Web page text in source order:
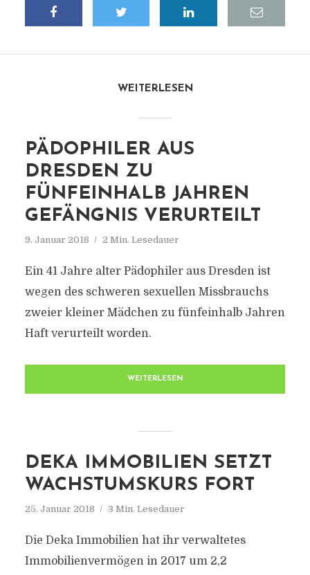
WEITERLESEN
PÄDOPHILER AUS
DRESDEN ZU
FÜNFEINHALB JAHREN
GEFÄNGNIS VERURTEILT
9. Januar 2018 2 Min. Lesedauer
Ein 41 Jahre alter Pädophiler aus Dresden ist
wegen des schweren sexuellen Missbrauchs
zweier kleiner Mädchen zu fünfeinhalb Jahren
Haft verurteilt worden.
WEITERLESEN
DEKA IMMOBILIEN SETZT
WACHSTUMSKURS FORT
25. Januar 2018 3 Min. Lesedauer
Die Deka Immobilien hat ihr verwaltetes
Immobilienvermögen in 2017 um 2,2